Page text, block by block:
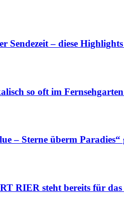
Sendezeit – diese
so oft im
Sterne überm Paradies“
RIER steht bereits für das